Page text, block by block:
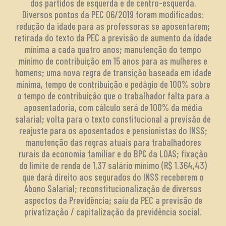
dos partidos de esquerda e de centro-esquerda.
Diversos pontos da PEC 06/2019 foram modificados:
redução da idade para as professoras se aposentarem;
retirada do texto da PEC a previsão de aumento da idade
mínima a cada quatro anos; manutenção do tempo
mínimo de contribuição em 15 anos para as mulheres e
homens; uma nova regra de transição baseada em idade
mínima, tempo de contribuição e pedágio de 100% sobre
o tempo de contribuição que o trabalhador falta para a
aposentadoria, com cálculo será de 100% da média
salarial; volta para o texto constitucional a previsão de
reajuste para os aposentados e pensionistas do INSS;
manutenção das regras atuais para trabalhadores
rurais da economia familiar e do BPC da LOAS; fixação
do limite de renda de 1,37 salário mínimo (R$ 1.364,43)
que dará direito aos segurados do INSS receberem o
Abono Salarial; reconstitucionalização de diversos
aspectos da Previdência; saiu da PEC a previsão de
privatização / capitalização da previdência social.